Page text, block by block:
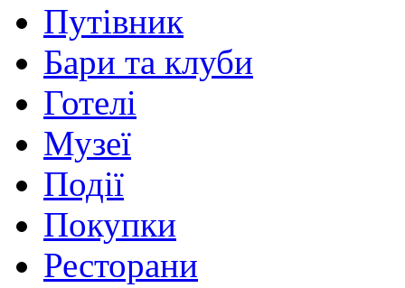
Путівник
Бари та клуби
Готелі
Музеї
Події
Покупки
Ресторани